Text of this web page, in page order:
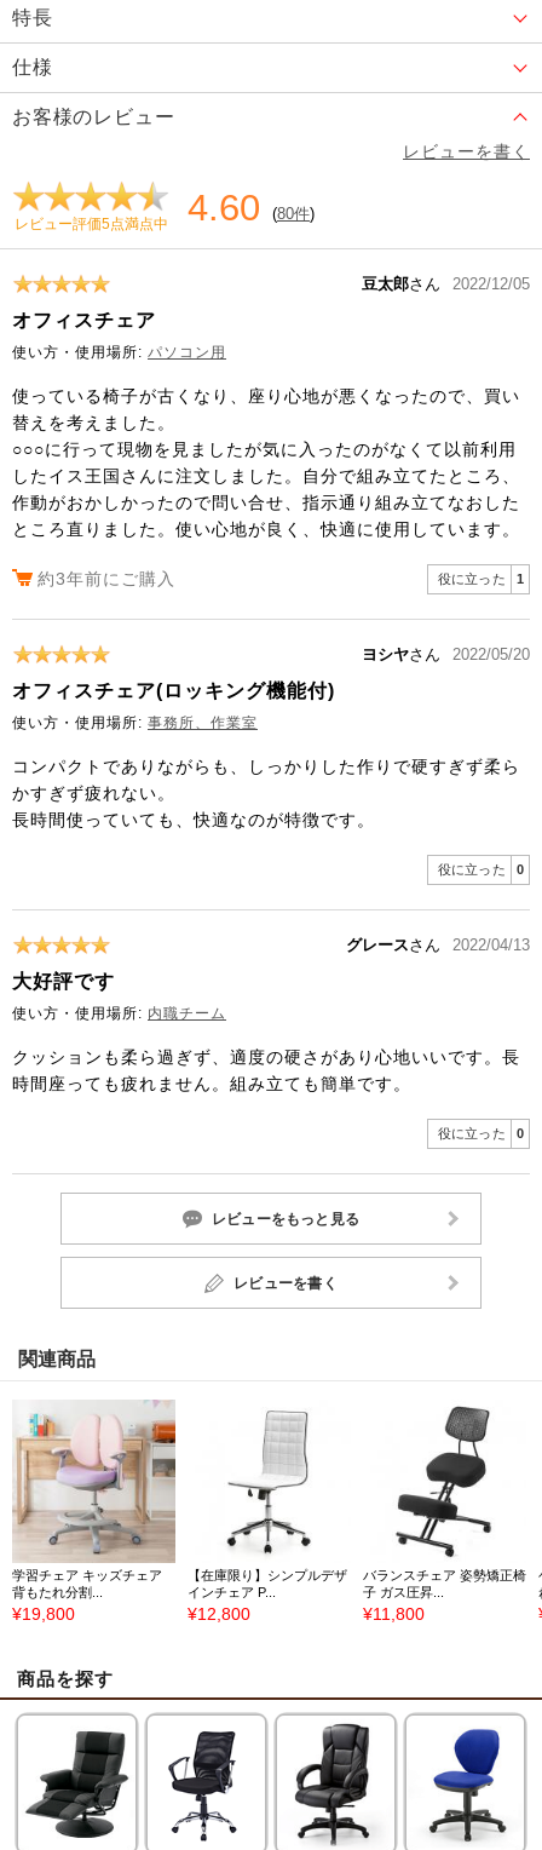
特長
仕様
お客様のレビュー
レビューを書く
レビュー評価5点満点中 4.60 (80件)
豆太郎さん 2022/12/05
オフィスチェア
使い方・使用場所: パソコン用
使っている椅子が古くなり、座り心地が悪くなったので、買い
替えを考えました。
○○○に行って現物を見ましたが気に入ったのがなくて以前利用
したイス王国さんに注文しました。自分で組み立てたところ、
作動がおかしかったので問い合せ、指示通り組み立てなおした
ところ直りました。使い心地が良く、快適に使用しています。
約3年前にご購入 役に立った 1
ヨシヤさん 2022/05/20
オフィスチェア(ロッキング機能付)
使い方・使用場所: 事務所、作業室
コンパクトでありながらも、しっかりした作りで硬すぎず柔ら
かすぎず疲れない。
長時間使っていても、快適なのが特徴です。
役に立った 0
グレースさん 2022/04/13
大好評です
使い方・使用場所: 内職チーム
クッションも柔ら過ぎず、適度の硬さがあり心地いいです。長
時間座っても疲れません。組み立ても簡単です。
役に立った 0
レビューをもっと見る
レビューを書く
関連商品
学習チェア キッズチェア
背もたれ分割...
¥19,800
【在庫限り】シンプルデザ
インチェア P...
¥12,800
バランスチェア 姿勢矯正椅
子 ガス圧昇...
¥11,800
商品を探す